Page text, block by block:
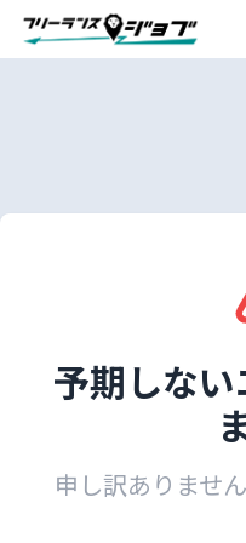
予期しな
申し訳ありませ